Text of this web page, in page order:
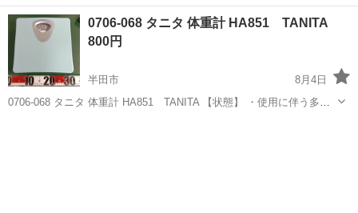
みしませんか？ 家電、趣味・スポーツ・レジャー用品、こども用品、
衣料服飾品、生活雑貨、家具、本、CD・DVDなどが無料でまとめて持
ち込めます！ ※詳細はこ...
愛知 名古屋市 生活家電 HBF
0706-068 タニタ 体重計 HA851 TANITA
800円
半田市
8月4日
0706-068 タニタ 体重計 HA851 TANITA 【状態】 ・使用に伴う多少